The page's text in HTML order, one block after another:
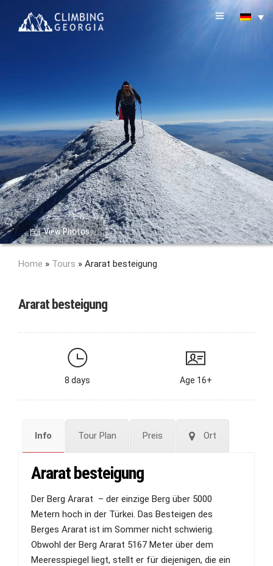
View Photos
Home » Tours » Ararat besteigung
Ararat besteigung
8 days Age 16+
Info Tour Plan Preis Ort
Ararat besteigung
Der Berg Ararat – der einzige Berg über 5000
Metern hoch in der Türkei. Das Besteigen des
Berges Ararat ist im Sommer nicht schwierig.
Obwohl der Berg Ararat 5167 Meter über dem
Meeresspiegel liegt, stellt er für diejenigen, die ein